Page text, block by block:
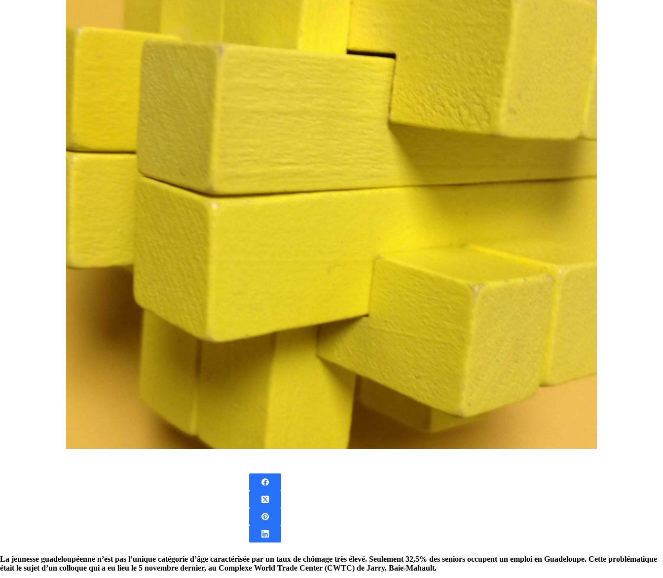
La jeunesse guadeloupéenne n’est pas l’unique catégorie d’âge caractérisée par un taux de chômage très élevé. Seulement 32,5% des seniors occupent un emploi en Guadeloupe. Cette problématique
était le sujet d’un colloque qui a eu lieu le 5 novembre dernier, au Complexe World Trade Center (CWTC) de Jarry, Baie-Mahault.